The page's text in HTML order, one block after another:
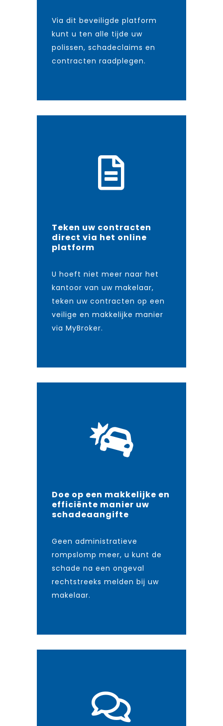
Via dit beveiligde platform
kunt u ten alle tijde uw
polissen, schadeclaims en
contracten raadplegen.
Teken uw contracten
direct via het online
platform
U hoeft niet meer naar het
kantoor van uw makelaar,
teken uw contracten op een
veilige en makkelijke manier
via MyBroker.
Doe op een makkelijke en
efficiënte manier uw
schadeaangifte
Geen administratieve
rompslomp meer, u kunt de
schade na een ongeval
rechtstreeks melden bij uw
makelaar.